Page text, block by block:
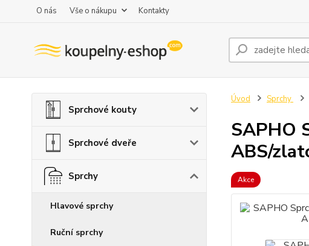
O nás Vše o nákupu Kontakty
Sprchové kouty
Sprchové dveře
Sprchy
Hlavové sprchy
Ruční sprchy
Úvod Sprchy
SAPHO
ABS/
Akce